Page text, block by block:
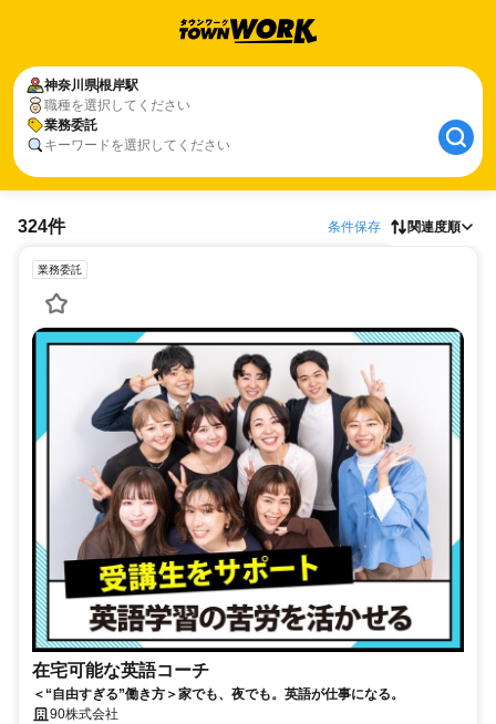
神奈川県根岸駅
職種を選択してください
業務委託
キーワードを選択してください
324件 条件保存 関連度順
業務委託
在宅可能な英語コーチ
＜“自由すぎる”働き方＞家でも、夜でも。英語が仕事になる。
90株式会社